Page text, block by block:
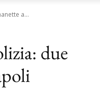
a...
due